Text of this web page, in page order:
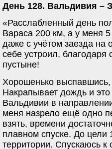
День 128. Вальдивия –
«Расслабленный день
Вараса 200 км, а у меня
даже с учётом заезда на
себе устроил,
пустыне!
Хорошенько выспавшись,
Накрапывает дождь и
Вальдивии в
меня назрело ещё одно
взять, времени
плавном спуске. До цели
территории. Спускаюсь